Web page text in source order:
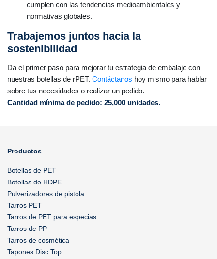
cumplen con las tendencias medioambientales y
normativas globales.
Trabajemos juntos hacia la
sostenibilidad
Da el primer paso para mejorar tu estrategia de embalaje con
nuestras botellas de rPET. Contáctanos hoy mismo para hablar
sobre tus necesidades o realizar un pedido.
Cantidad mínima de pedido: 25,000 unidades.
Productos
Botellas de PET
Botellas de HDPE
Pulverizadores de pistola
Tarros PET
Tarros de PET para especias
Tarros de PP
Tarros de cosmética
Tapones Disc Top